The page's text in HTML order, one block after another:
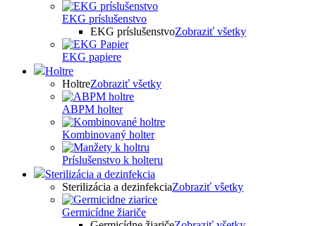
EKG príslušenstvo
EKG príslušenstvoZobraziť všetky
EKG papiere
Holtre
HoltreZobraziť všetky
ABPM holter
Kombinovaný holter
Príslušenstvo k holteru
Sterilizácia a dezinfekcia
Sterilizácia a dezinfekciaZobraziť všetky
Germicídne žiariče